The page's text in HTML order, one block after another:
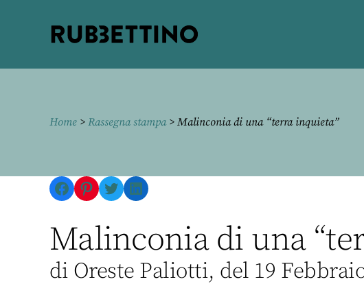
Home > Rassegna stampa> Malinconia di una “terra inquieta”
Facebook
Pinterest
TwitterLinkedIn
Malinconia di una
di Oreste Paliotti, del 19